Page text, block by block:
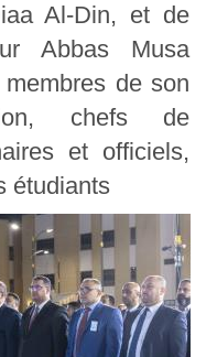
Al-Din, et de
Abbas Musa
de son
chefs de
et officiels,
étudiants